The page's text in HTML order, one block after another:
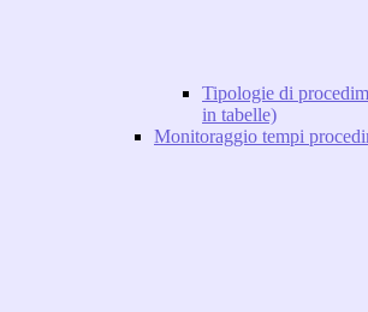
Tipologie di
in tabelle)
Monitoraggio tempi